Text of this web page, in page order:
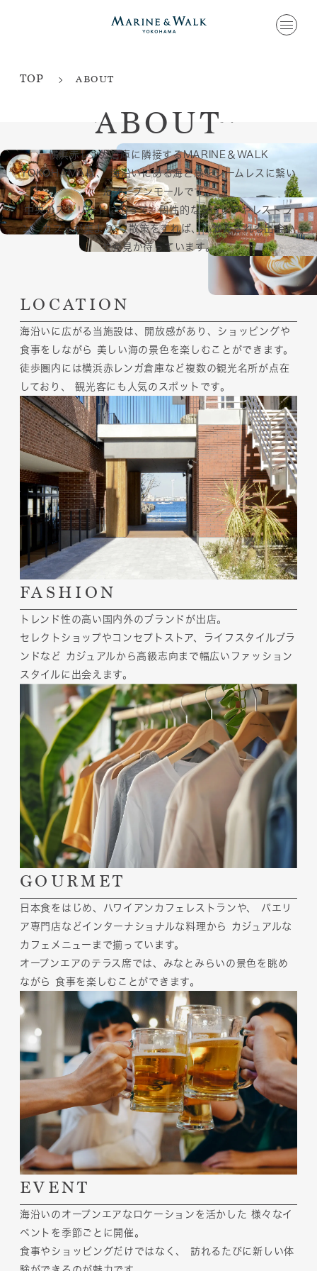
TOP ABOUT
ABOUT
かけがえのないひととき。
横浜赤レンガ倉庫に隣接するMARINE＆WALK
YOKOHAMAは、海沿いにある海と緑をシームレスに繋い
だオープンモールです。
中央のストリートに沿って、個性的なショップやレストラ
ン、カフェが集まり、散策をすれば、心満たされる出会い
や発見が待っています。
LOCATION
海沿いに広がる当施設は、開放感があり、ショッピングや
食事をしながら
美しい海の景色を楽しむことができます。
徒歩圏内には横浜赤レンガ倉庫など複数の観光名所が点在
しており、
観光客にも人気のスポットです。
FASHION
トレンド性の高い国内外のブランドが出店。
セレクトショップやコンセプトストア、ライフスタイルブラ
ンドなど
カジュアルから高級志向まで幅広いファッション
スタイルに出会えます。
GOURMET
日本食をはじめ、ハワイアンカフェレストランや、
パエリ
ア専門店などインターナショナルな料理から
カジュアルな
カフェメニューまで揃っています。
オープンエアのテラス席では、みなとみらいの景色を眺め
ながら
食事を楽しむことができます。
EVENT
海沿いのオープンエアなロケーションを活かした 様々なイ
ベントを季節ごとに開催。
食事やショッピングだけではなく、
訪れるたびに新しい体